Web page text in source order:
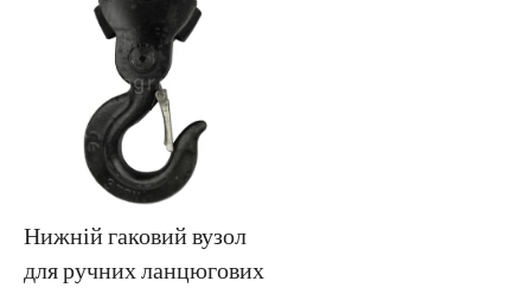
Зв'яжіться з нами
Нижній гаковий вузол
для ручних ланцюгових